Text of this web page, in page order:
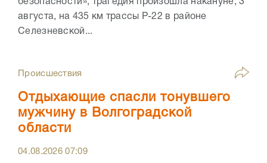
августа, на 435 км трассы Р-22 в районе
Селезневской...
Происшествия
Отдыхающие спасли тонувшего
мужчину в Волгоградской
области
04.08.202607:09